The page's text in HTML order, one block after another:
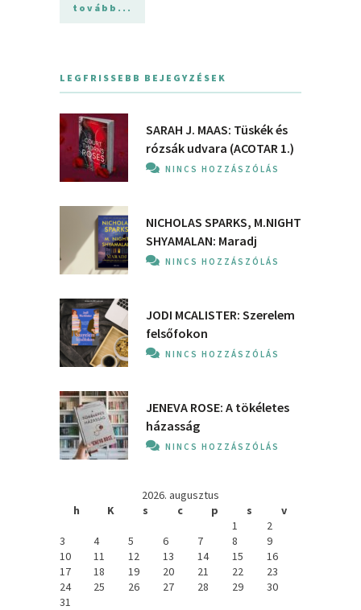
tovább...
LEGFRISSEBB BEJEGYZÉSEK
SARAH J. MAAS: Tüskék és
rózsák udvara (ACOTAR 1.)
NINCS HOZZÁSZÓLÁS
NICHOLAS SPARKS, M.NIGHT
SHYAMALAN: Maradj
NINCS HOZZÁSZÓLÁS
JODI MCALISTER: Szerelem
felsőfokon
NINCS HOZZÁSZÓLÁS
JENEVA ROSE: A ​tökéletes
házasság
NINCS HOZZÁSZÓLÁS
2026. augusztus
h
K s c p s
v
1
2
3
4 5 6 7 8
9
10
11 12 13 14 15
16
17
18 19 20 21 22
23
24
25 26 27 28 29
30
31